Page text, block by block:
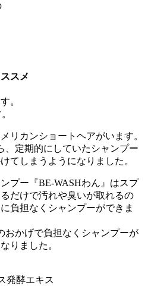
スメ
。
リカンショートヘアがいます。
、定期的にしていたシャンプー
てしまうようになりました。
プー『BE-WASHわん』はスプ
だけで汚れや臭いが取れるの
負担なくシャンプーができま
おかげで負担なくシャンプーが
りました。
発酵エキス